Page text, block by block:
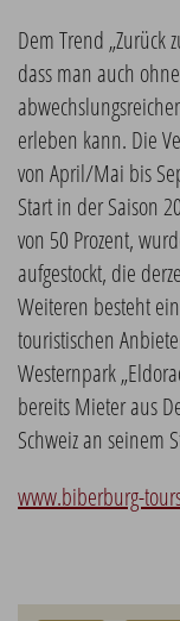
Dem Trend „Zurück
dass man auch
erleben kann. Die
von April/Mai bis
Start in der Saison
von 50 Prozent,
aufgestockt, die
Weiteren besteht
touristischen
Westernpark
bereits Mieter aus
Schweiz an seinem
www.biberburg-